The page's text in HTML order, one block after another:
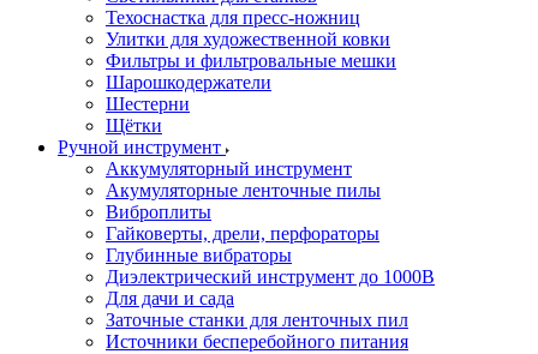
Техоснастка для пресс-ножниц
Улитки для художественной ковки
Фильтры и фильтровальные мешки
Шарошкодержатели
Шестерни
Щётки
Ручной инструмент
Аккумуляторный инструмент
Акумуляторные ленточные пилы
Виброплиты
Гайковерты, дрели, перфораторы
Глубинные вибраторы
Диэлектрический инструмент до 1000В
Для дачи и сада
Заточные станки для ленточных пил
Источники бесперебойного питания